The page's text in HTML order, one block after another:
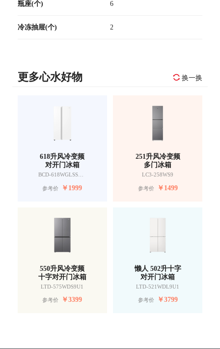
瓶座(个) 6
冷冻抽屉(个) 2
更多心水好物 换一换
618升风冷变频
对开门冰箱
BCD-618WGLSSEDW9
参考价 ￥1999
251升风冷变频
多门冰箱
LC3-258WS9
参考价 ￥1499
550升风冷变频
十字对开门冰箱
LTD-575WDS9U1
参考价 ￥3399
懒人 502升十字
对开门冰箱
LTD-521WDL9U1
参考价 ￥3799